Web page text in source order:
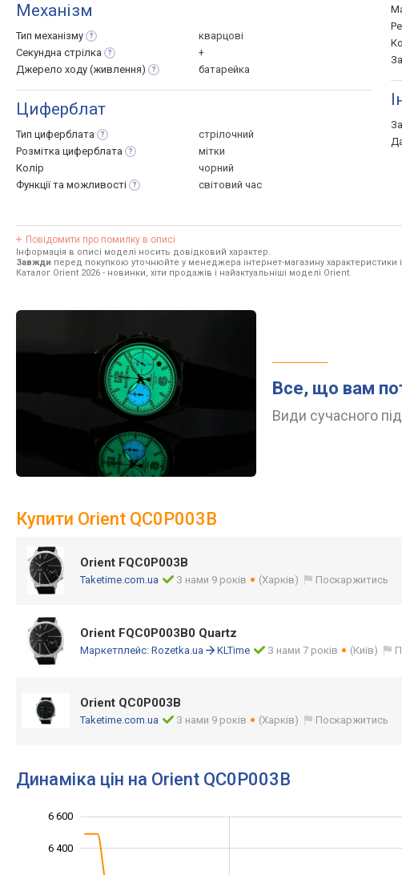
Механізм
Тип механізму
кварцові
Секундна стрілка
+
Джерело ходу (живлення) батарейка
Циферблат
Тип циферблата
стрілочний
Розмітка циферблата
мітки
Колір
чорний
Функції та можливості світовий час
Повідомити про помилку в описі
Інформація в описі моделі носить довідковий характер.
Завжди перед покупкою уточнюйте у менеджера інтернет-магазину характеристики
Каталог Orient 2026 - новинки, хіти продажів і найактуальніші моделі Orient.
Все, що вам
Види сучасного
Купити Orient QC0P003B
Orient FQC0P003B
Taketime.com.ua З нами 9 років (Харків) Поскаржитись
Orient FQC0P003B0 Quartz
Маркетплейс: Rozetka.ua KLTime З нами 7 років (Київ)
Orient QC0P003B
Taketime.com.ua З нами 9 років (Харків) Поскаржитись
Динаміка цін на Orient QC0P003B
6 400
6 600